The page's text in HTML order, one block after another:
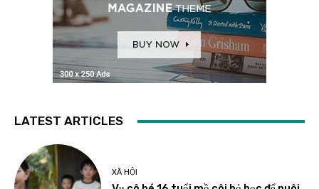
LATEST ARTICLES
XÃ HỘI